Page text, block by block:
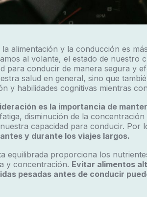
alimentación y la conducción es
al volante, el estado de nuestro
para conducir de manera segura y
salud en general, sino que
y habilidades cognitivas mientras
es la importancia de
disminución de la
capacidad para conducir. Por
y durante los viajes largos.
equilibrada proporciona los
y concentración. Evitar alimentos
pesadas antes de conducir